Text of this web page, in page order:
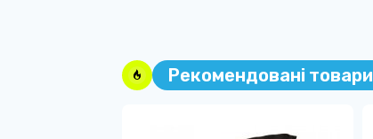
Рекомендовані товари